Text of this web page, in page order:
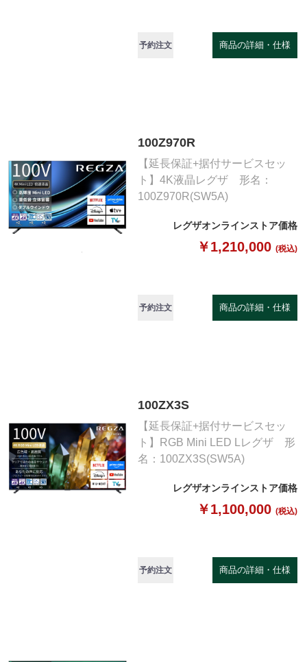
予約注文 商品の詳細・仕様
100Z970R
【延長保証+据付サービスセッ
ト】4K液晶レグザ 形名：
100Z970R(SW5A)
レグザオンラインストア価格
￥1,210,000 (税込)
予約注文 商品の詳細・仕様
100ZX3S
【延長保証+据付サービスセッ
ト】RGB Mini LED Lレグザ 形
名：100ZX3S(SW5A)
レグザオンラインストア価格
￥1,100,000 (税込)
予約注文 商品の詳細・仕様